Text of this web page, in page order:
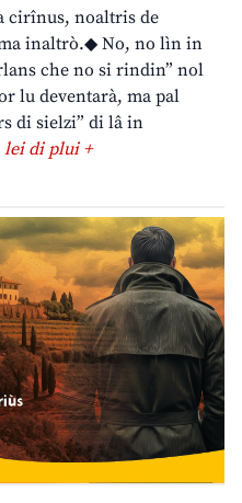
cirînus, noaltris de
inaltrò.◆ No, no lìn in
che no si rindin” nol
lu deventarà, ma pal
di sielzi” di lâ in
lei di plui +